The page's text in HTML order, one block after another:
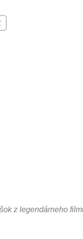
z legendárneho